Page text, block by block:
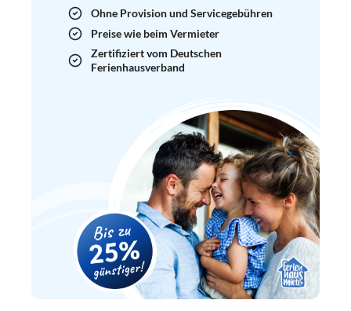
Ohne Provision und Servicegebühren
Preise wie beim Vermieter
Zertifiziert vom Deutschen
Ferienhausverband